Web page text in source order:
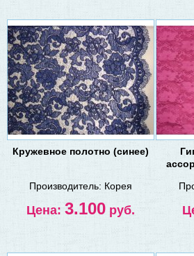
Кружевное полотно (синее)
Производитель: Корея
Цена: 3.100 руб.